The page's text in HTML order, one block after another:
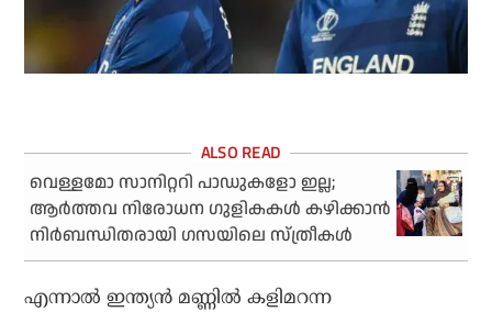
വെള്ളമോ സാനിറ്ററി പാഡുകളോ ഇല്ല;
ആർത്തവ നിരോധന ഗുളികകൾ കഴിക്കാൻ
നിർബന്ധിതരായി ഗസയിലെ സ്ത്രീകൾ
എന്നാല്‍ ഇന്ത്യന്‍ മണ്ണില്‍ കളിമറന്ന